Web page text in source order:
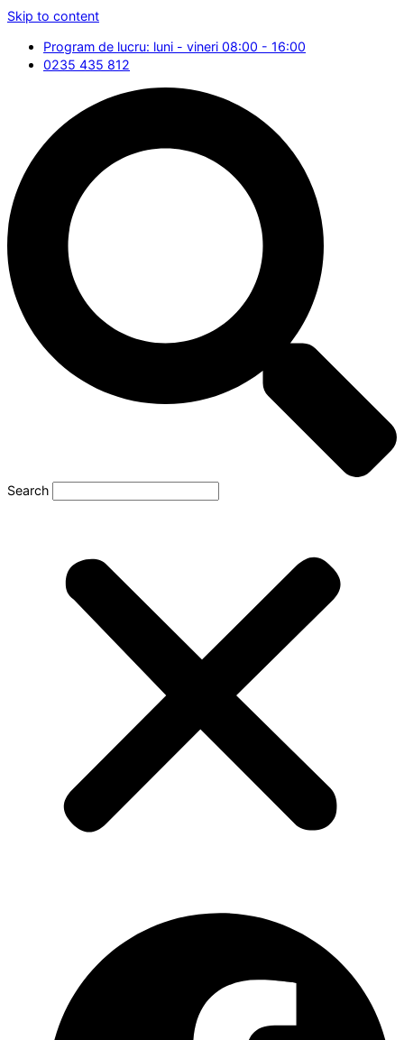
Skip to content
Program de lucru: luni - vineri 08:00 - 16:00
0235 435 812
Search